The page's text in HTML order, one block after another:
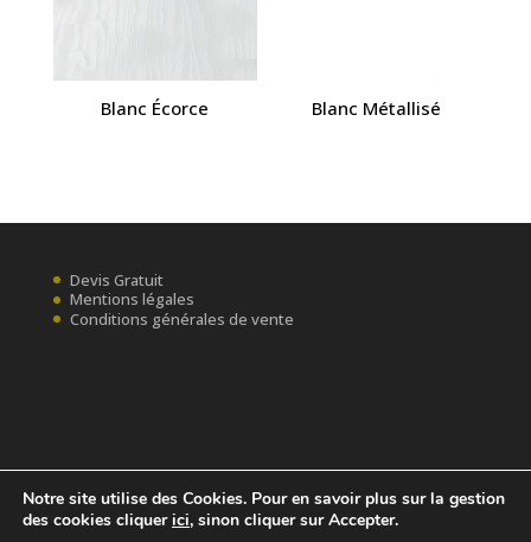
Blanc Écorce Blanc Métallisé
Devis Gratuit
Mentions légales
Conditions générales de vente
Notre site utilise des Cookies. Pour en savoir plus sur la gestion
des cookies cliquerici, sinon cliquer sur Accepter.